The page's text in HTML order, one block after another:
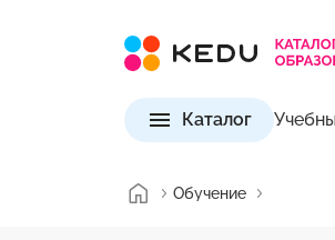
Каталог
Обучение